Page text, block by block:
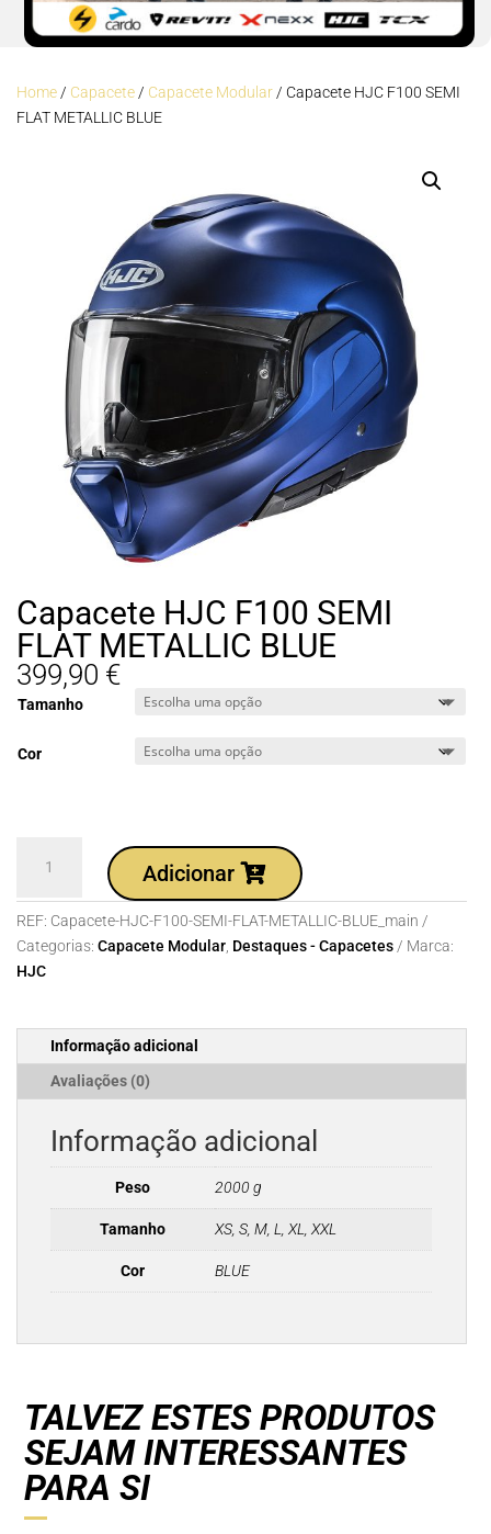
Home/ Capacete/ Capacete Modular/ Capacete HJC F100 SEMI
FLAT METALLIC BLUE
Capacete HJC F100 SEMI
FLAT METALLIC BLUE
399,90 €
Tamanho
Cor
Capacete
HJC
F100
SEMI
METALLIC
Adicionar
REF: Capacete-HJC-F100-SEMI-FLAT-METALLIC-BLUE_main
Categorias: Capacete Modular, Destaques - Capacetes
Marca:
HJC
Informação adicional
Avaliações (0)
Informação adicional
Peso 2000 g
Tamanho XS, S, M, L, XL, XXL
Cor BLUE
TALVEZ ESTES PRODUTOS
SEJAM INTERESSANTES
PARA SI